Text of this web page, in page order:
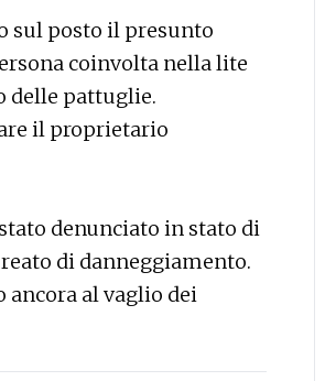
sul posto il presunto
coinvolta nella lite
delle pattuglie.
il proprietario
denunciato in stato di
di danneggiamento.
ancora al vaglio dei